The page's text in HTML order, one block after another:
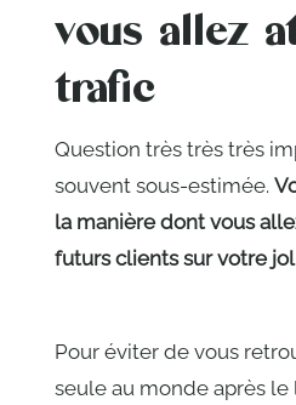
vous allez
trafic
Question très très très
souvent sous-estimée.
la manière dont vous
futurs clients sur votre
Pour éviter de vous
seule au monde après